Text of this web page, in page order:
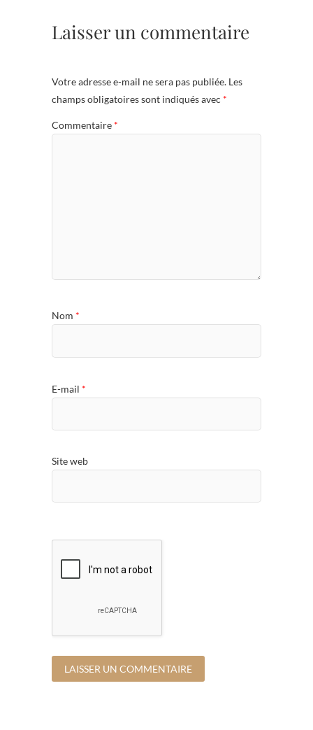
Laisser un commentaire
Votre adresse e-mail ne sera pas publiée. Les
champs obligatoires sont indiqués avec *
Commentaire *
Nom *
E-mail *
Site web